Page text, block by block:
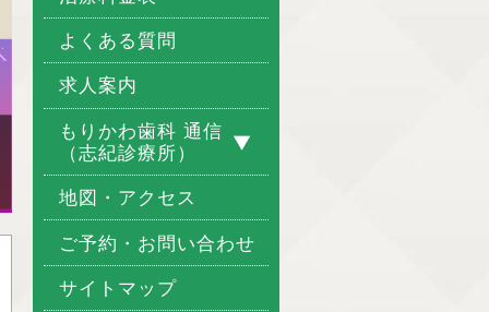
よくある質問
求人案内
もりかわ歯科 通信
（志紀診療所）
地図・アクセス
ご予約・お問い合わせ
サイトマップ